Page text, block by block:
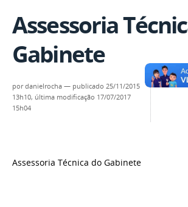
Assessoria
Gabinete
pordanielrocha — publicado 25/11/2015
13h10, última modificação 17/07/2017
15h04
Assessoria Técnica do Gabinete